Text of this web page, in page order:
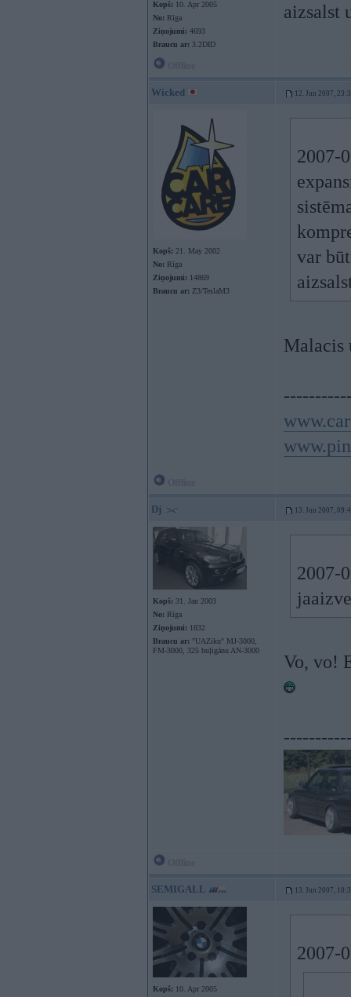
Kopš: 10. Apr 2005
No: Rīga
Ziņojumi: 4693
Braucu ar: 3.2DID
aizsalst
Wicked 12. Jun 2007,
Kopš: 21. May 2002
No: Rīga
Ziņojumi: 14869
Braucu ar: Z3/TeslaM3
2007-
var
Malacis
Dj 13. Jun 2007,
Kopš: 31. Jan 2003
No: Rīga
Ziņojumi: 1832
Braucu ar: "UAZiku" MJ-3000,
FM-3000, 325 huļigānu AN-3000
2007-
Vo, vo!
SEMIGALL 13. Jun 2007,
Kopš: 10. Apr 2005
2007-